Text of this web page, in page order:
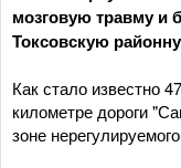
мозговую травму и
Токсовскую
Как стало известно
километре дороги
зоне